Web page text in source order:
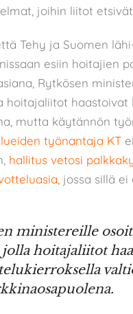
joihin liitot
Tehy ja Suomen
esiin hoitajien
Rytkösen
hoitajaliitot
mutta käytännön
työnantaja KT
hallitus vetosi
, jossa sillä
ministereille
jolla hoitajaliitot